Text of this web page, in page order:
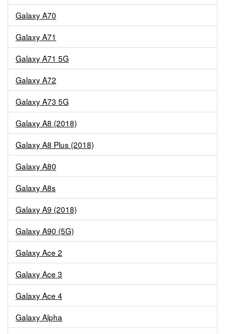
Galaxy A70
Galaxy A71
Galaxy A71 5G
Galaxy A72
Galaxy A73 5G
Galaxy A8 (2018)
Galaxy A8 Plus (2018)
Galaxy A80
Galaxy A8s
Galaxy A9 (2018)
Galaxy A90 (5G)
Galaxy Ace 2
Galaxy Ace 3
Galaxy Ace 4
Galaxy Alpha